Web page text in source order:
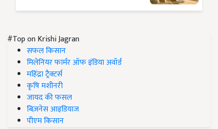
#Top on Krishi Jagran
सफल किसान
मिलेनियर फार्मर ऑफ इंडिया अवॉर्ड
महिंद्रा ट्रैक्टर्स
कृषि मशीनरी
जायद की फसल
बिज़नेस आइडियाज
पीएम किसान